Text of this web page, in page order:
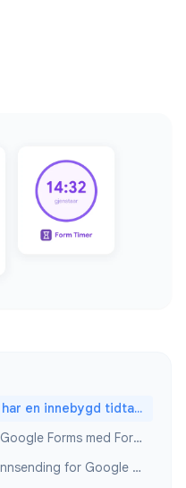
Hvorfor Google Forms ikke har en innebygd tidtaker
Slik legger du til en tidtaker i Google Forms med Form Timer
Konfigurering av automatisk innsending for Google Forms-tidtakere